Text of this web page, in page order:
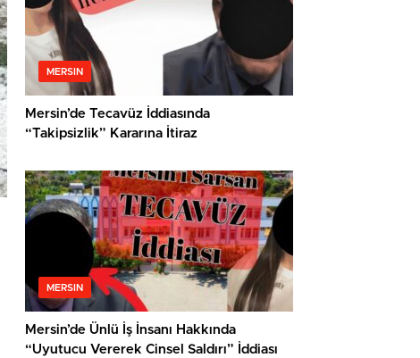
MERSIN
Mersin’de Tecavüz İddiasında
“Takipsizlik” Kararına İtiraz
MERSIN
Mersin’de Ünlü İş İnsanı Hakkında
“Uyutucu Vererek Cinsel Saldırı” İddiası